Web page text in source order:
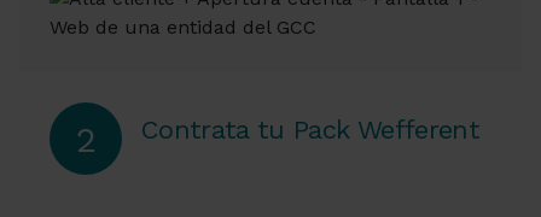
2 Contrata tu Pack Wefferent